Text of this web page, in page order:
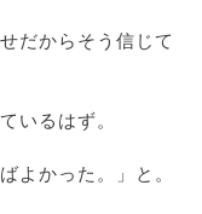
だからそう信じて
いるはず。
よかった。」と。